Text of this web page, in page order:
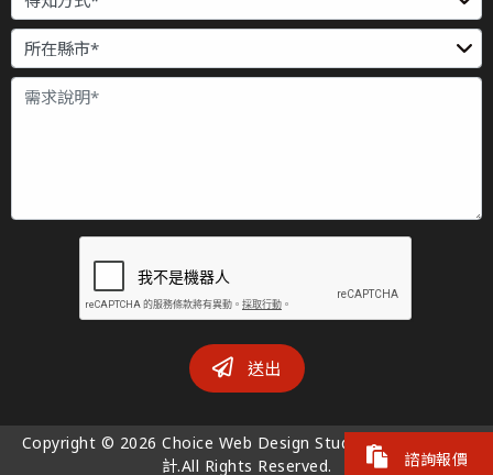
諮詢報價
送出
Copyright © 2026 Choice Web Design Studio 喬義司-網頁設
計.All Rights Reserved.